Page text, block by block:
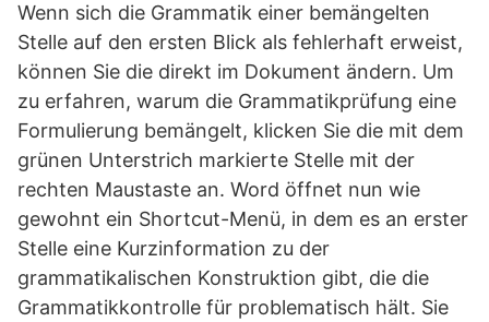
Wenn sich die Grammatik einer bemängelten
Stelle auf den ersten Blick als fehlerhaft erweist,
können Sie die direkt im Dokument ändern. Um
zu erfahren, warum die Grammatikprüfung eine
Formulierung bemängelt, klicken Sie die mit dem
grünen Unterstrich markierte Stelle mit der
rechten Maustaste an. Word öffnet nun wie
gewohnt ein Shortcut-Menü, in dem es an erster
Stelle eine Kurzinformation zu der
grammatikalischen Konstruktion gibt, die die
Grammatikkontrolle für problematisch hält. Sie